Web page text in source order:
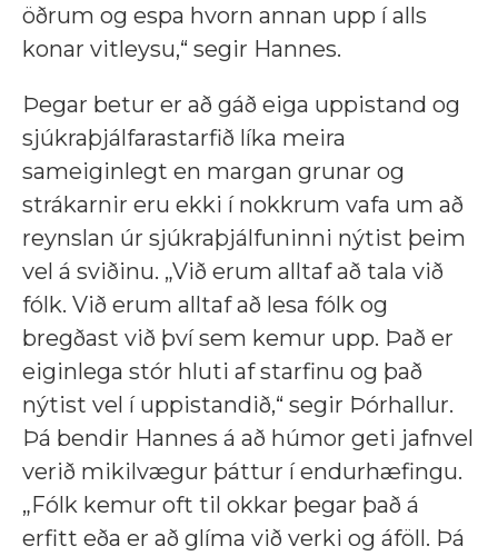
öðrum og espa hvorn annan upp í alls
konar vitleysu,“ segir Hannes.
Þegar betur er að gáð eiga uppistand og
sjúkraþjálfarastarfið líka meira
sameiginlegt en margan grunar og
strákarnir eru ekki í nokkrum vafa um að
reynslan úr sjúkraþjálfuninni nýtist þeim
vel á sviðinu. „Við erum alltaf að tala við
fólk. Við erum alltaf að lesa fólk og
bregðast við því sem kemur upp. Það er
eiginlega stór hluti af starfinu og það
nýtist vel í uppistandið,“ segir Þórhallur.
Þá bendir Hannes á að húmor geti jafnvel
verið mikilvægur þáttur í endurhæfingu.
„Fólk kemur oft til okkar þegar það á
erfitt eða er að glíma við verki og áföll. Þá